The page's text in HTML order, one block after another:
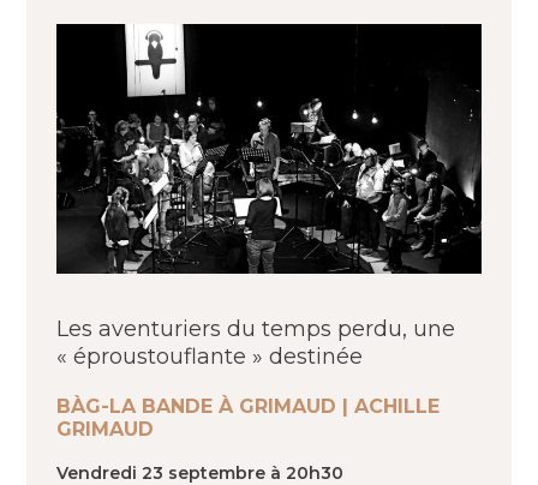
Les aventuriers du temps perdu, une
« éproustouflante » destinée
BÀG-LA BANDE À GRIMAUD | ACHILLE
GRIMAUD
Vendredi 23 septembre à 20h30